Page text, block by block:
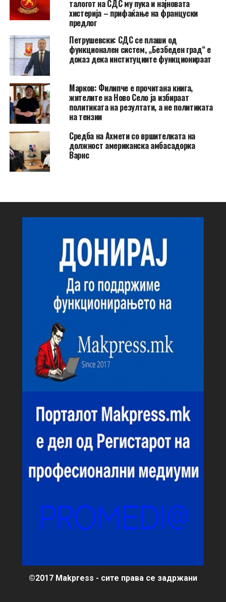
талогот на СДС му пука и најновата
хистерија – прифаќање на француски
предлог
Петрушевски: СДС се плаши од
функционален систем, „Безбеден град“ е
доказ дека институциите функционираат
Марков: Филипче е прочитана книга,
жителите на Ново Село ја избираат
политиката на резултати, а не политиката
на тензии
Средба на Ахмети со вршителката на
должност американска амбасадорка
Варнс
©2017 Makpress - сите права се задржани